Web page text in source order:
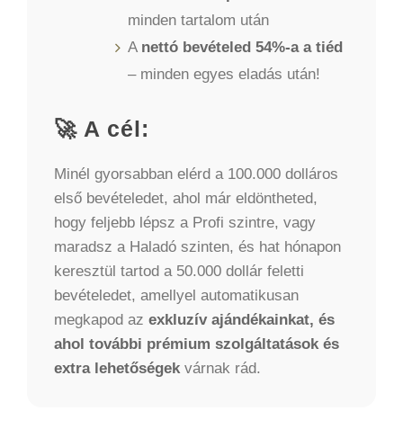
minden tartalom után
A nettó bevételed 54%-a a tiéd
– minden egyes eladás után!
🚀 A cél:
Minél gyorsabban elérd a 100.000 dolláros
első bevételedet, ahol már eldöntheted,
hogy feljebb lépsz a Profi szintre, vagy
maradsz a Haladó szinten, és hat hónapon
keresztül tartod a 50.000 dollár feletti
bevételedet, amellyel automatikusan
megkapod az exkluzív ajándékainkat, és
ahol további prémium szolgáltatások és
extra lehetőségek várnak rád.